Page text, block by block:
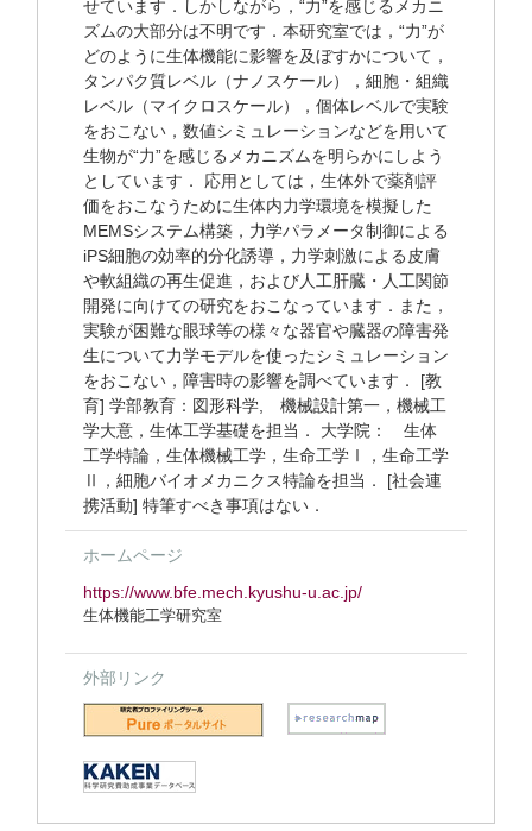
せています．しかしながら，“力”を感じるメカニ
ズムの大部分は不明です．本研究室では，“力”が
どのように生体機能に影響を及ぼすかについて，
タンパク質レベル（ナノスケール），細胞・組織
レベル（マイクロスケール），個体レベルで実験
をおこない，数値シミュレーションなどを用いて
生物が“力”を感じるメカニズムを明らかにしよう
としています． 応用としては，生体外で薬剤評
価をおこなうために生体内力学環境を模擬した
MEMSシステム構築，力学パラメータ制御による
iPS細胞の効率的分化誘導，力学刺激による皮膚
や軟組織の再生促進，および人工肝臓・人工関節
開発に向けての研究をおこなっています．また，
実験が困難な眼球等の様々な器官や臓器の障害発
生について力学モデルを使ったシミュレーション
をおこない，障害時の影響を調べています． [教
育] 学部教育：図形科学, 機械設計第一，機械工
学大意，生体工学基礎を担当． 大学院： 生体
工学特論，生体機械工学，生命工学Ⅰ，生命工学
Ⅱ，細胞バイオメカニクス特論を担当． [社会連
携活動] 特筆すべき事項はない．
ホームページ
https://www.bfe.mech.kyushu-u.ac.jp/
生体機能工学研究室
外部リンク